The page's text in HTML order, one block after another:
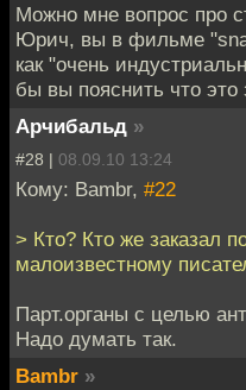
Можно мне вопрос про
Юрич, вы в фильме
как "очень
бы вы пояснить что это
Арчибальд »
#28 | 08.09.10 13:24
Кому: Bambr, #22
> Кто? Кто же заказал
малоизвестному
Парт.органы с целью
Надо думать так.
Bambr »